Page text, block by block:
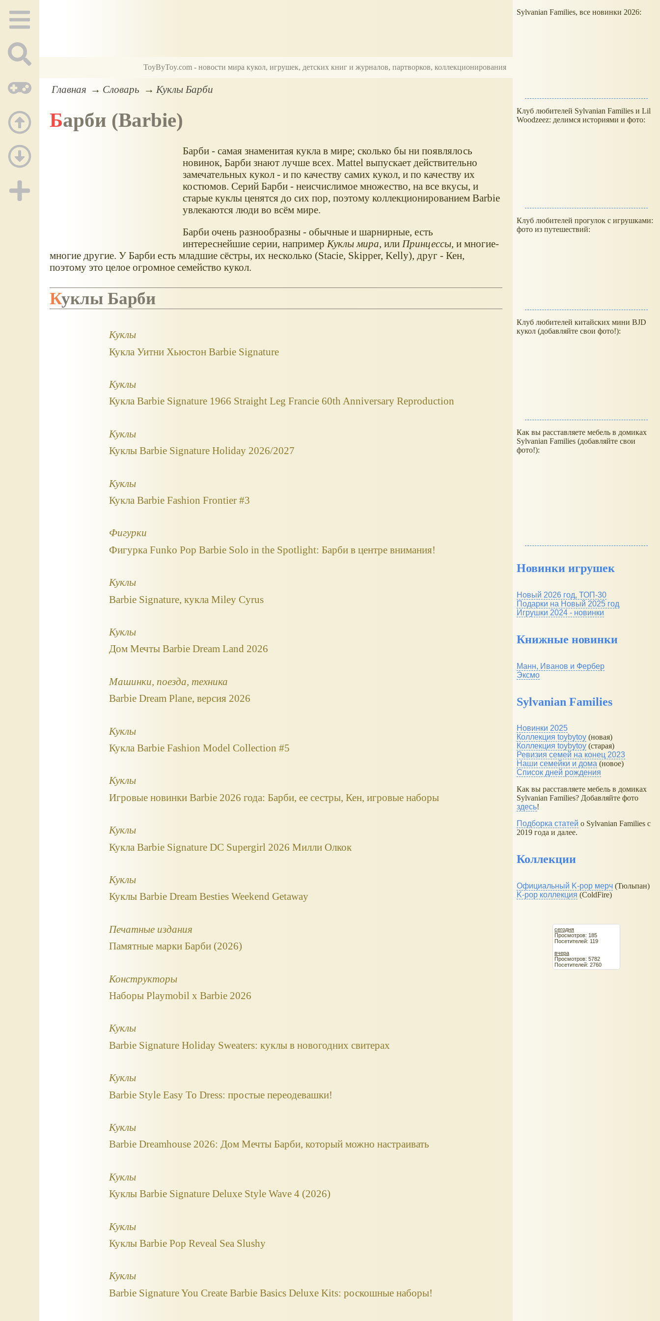
ToyByToy.com - новости мира кукол, игрушек, детских книг и журналов, партворков, коллекционирования
Главная Словарь Куклы Барби
Барби (Barbie)
Барби - самая знаменитая кукла в мире; сколько бы ни появлялось
новинок, Барби знают лучше всех. Mattel выпускает действительно
замечательных кукол - и по качеству самих кукол, и по качеству их
костюмов. Серий Барби - неисчислимое множество, на все вкусы, и
старые куклы ценятся до сих пор, поэтому коллекционированием Barbie
увлекаются люди во всём мире.
Барби очень разнообразны - обычные и шарнирные, есть
интереснейшие серии, например Куклы мира, или Принцессы, и многие-
многие другие. У Барби есть младшие сёстры, их несколько (Stacie, Skipper, Kelly), друг - Кен,
поэтому это целое огромное семейство кукол.
Куклы Барби
Куклы
Кукла Уитни Хьюстон Barbie Signature
Куклы
Кукла Barbie Signature 1966 Straight Leg Francie 60th Anniversary Reproduction
Куклы
Куклы Barbie Signature Holiday 2026/2027
Куклы
Кукла Barbie Fashion Frontier #3
Фигурки
Фигурка Funko Pop Barbie Solo in the Spotlight: Барби в центре внимания!
Куклы
Barbie Signature, кукла Miley Cyrus
Куклы
Дом Мечты Barbie Dream Land 2026
Машинки, поезда, техника
Barbie Dream Plane, версия 2026
Куклы
Кукла Barbie Fashion Model Collection #5
Куклы
Игровые новинки Barbie 2026 года: Барби, ее сестры, Кен, игровые наборы
Куклы
Кукла Barbie Signature DC Supergirl 2026 Милли Олкок
Куклы
Куклы Barbie Dream Besties Weekend Getaway
Печатные издания
Памятные марки Барби (2026)
Конструкторы
Наборы Playmobil x Barbie 2026
Куклы
Barbie Signature Holiday Sweaters: куклы в новогодних свитерах
Куклы
Barbie Style Easy To Dress: простые переодевашки!
Куклы
Barbie Dreamhouse 2026: Дом Мечты Барби, который можно настраивать
Куклы
Куклы Barbie Signature Deluxe Style Wave 4 (2026)
Куклы
Куклы Barbie Pop Reveal Sea Slushy
Куклы
Barbie Signature You Create Barbie Basics Deluxe Kits: роскошные наборы!
Sylvanian Families, все новинки 2026:
Клуб любителей Sylvanian Families и Lil
Woodzeez: делимся историями и фото:
Клуб любителей прогулок с игрушками:
фото из путешествий:
Клуб любителей китайских мини BJD
кукол (добавляйте свои фото!):
Как вы расставляете мебель в домиках
Sylvanian Families (добавляйте свои
фото!):
Новинки игрушек
Новый 2026 год, ТОП-30
Подарки на Новый 2025 год
Игрушки 2024 - новинки
Книжные новинки
Манн, Иванов и Фербер
Эксмо
Sylvanian Families
Новинки 2025
Коллекция toybytoy (новая)
Коллекция toybytoy (старая)
Ревизия семей на конец 2023
Наши семейки и дома (новое)
Список дней рождения
Как вы расставляете мебель в домиках
Sylvanian Families? Добавляйте фото
здесь!
Подборка статей о Sylvanian Families с
2019 года и далее.
Коллекции
Официальный K-pop мерч (Тюльпан)
K-pop коллекция (ColdFire)
сегодня
Просмотров: 185
Посетителей: 119
вчера
Просмотров: 5782
Посетителей: 2760